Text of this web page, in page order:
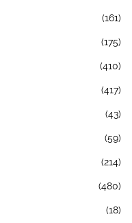
(161)
(175)
(410)
(417)
(43)
(59)
(214)
(480)
(18)